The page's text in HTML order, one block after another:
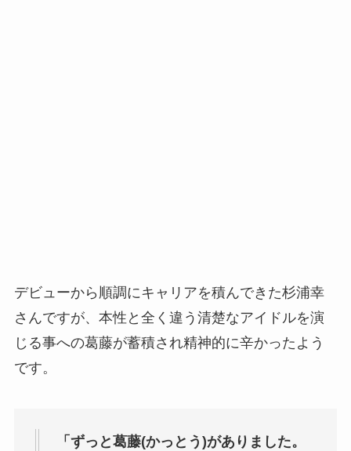
デビューから順調にキャリアを積んできた杉浦幸
さんですが、本性と全く違う清楚なアイドルを演
じる事への葛藤が蓄積され精神的に辛かったよう
です。
「ずっと葛藤(かっとう)がありました。